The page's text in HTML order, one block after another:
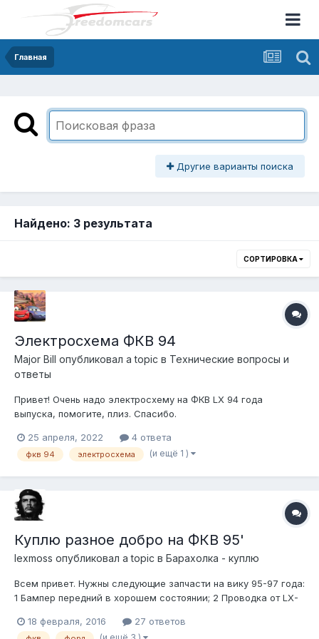
Главная
Другие варианты поиска
Найдено: 3 результата
СОРТИРОВКА
Электросхема ФКВ 94
Major Bill опубликовал a topic в Технические вопросы и
ответы
Привет! Очень надо электросхему на ФКВ LX 94 года
выпуска, помогите, плиз. Спасибо.
25 апреля, 2022 4 ответа
фкв 94 электросхема (и ещё 1 )
Куплю разное добро на ФКВ 95'
lexmoss опубликовал a topic в Барахолка - куплю
Всем привет. Нужны следующие запчасти на вику 95-97 года:
1 Бампер передний в хорошем состоянии; 2 Проводка от LX-
шлейф от последнего разъема за поворотниками) оба, левый
18 февраля, 2016 27 ответов